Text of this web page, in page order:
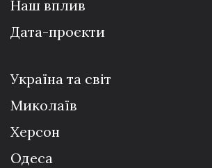
Наш вплив
Дата-проєкти
Україна та світ
Миколаїв
Херсон
Одеса